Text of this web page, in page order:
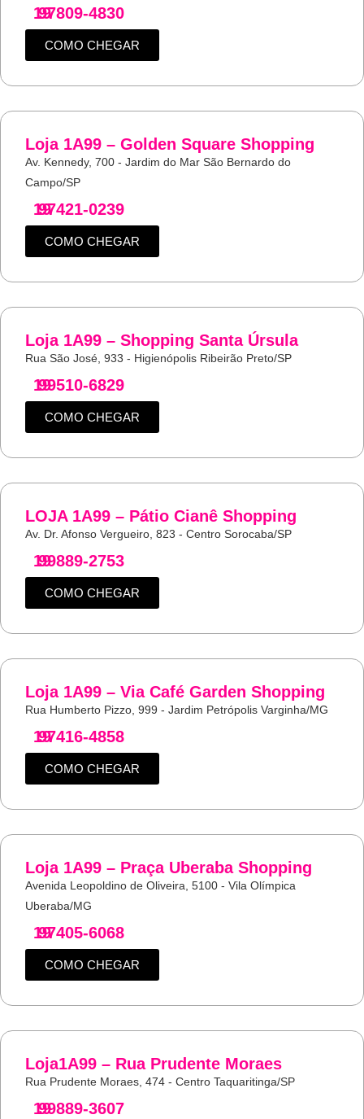
19
97809-4830
COMO CHEGAR
Loja 1A99 – Golden Square Shopping
Av. Kennedy, 700 - Jardim do Mar São Bernardo do
Campo/SP
19
97421-0239
COMO CHEGAR
Loja 1A99 – Shopping Santa Úrsula
Rua São José, 933 - Higienópolis Ribeirão Preto/SP
19
99510-6829
COMO CHEGAR
LOJA 1A99 – Pátio Cianê Shopping
Av. Dr. Afonso Vergueiro, 823 - Centro Sorocaba/SP
19
99889-2753
COMO CHEGAR
Loja 1A99 – Via Café Garden Shopping
Rua Humberto Pizzo, 999 - Jardim Petrópolis Varginha/MG
19
97416-4858
COMO CHEGAR
Loja 1A99 – Praça Uberaba Shopping
Avenida Leopoldino de Oliveira, 5100 - Vila Olímpica
Uberaba/MG
19
97405-6068
COMO CHEGAR
Loja1A99 – Rua Prudente Moraes
Rua Prudente Moraes, 474 - Centro Taquaritinga/SP
19
99889-3607